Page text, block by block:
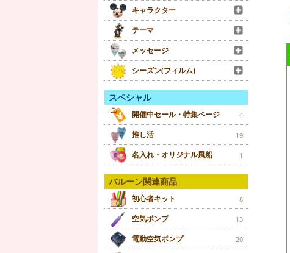
キャラクター
テーマ
メッセージ
シーズン(フィルム)
スペシャル
開催中セール・特集ページ 4
推し活 19
名入れ・オリジナル風船 1
バルーン関連商品
初心者キット 8
空気ポンプ 13
電動空気ポンプ 20